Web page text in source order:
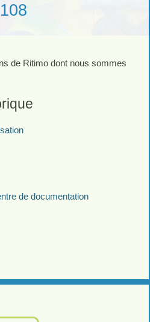
de Ritimo dont nous sommes
de documentation